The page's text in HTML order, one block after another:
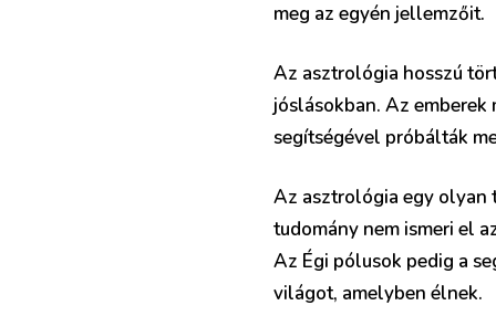
meg az egyén jellemzőit.
Az asztrológia hosszú
jóslásokban. Az
segítségével próbálták
Az asztrológia egy olyan
tudomány nem ismeri el
Az Égi pólusok pedig a
világot, amelyben élnek.